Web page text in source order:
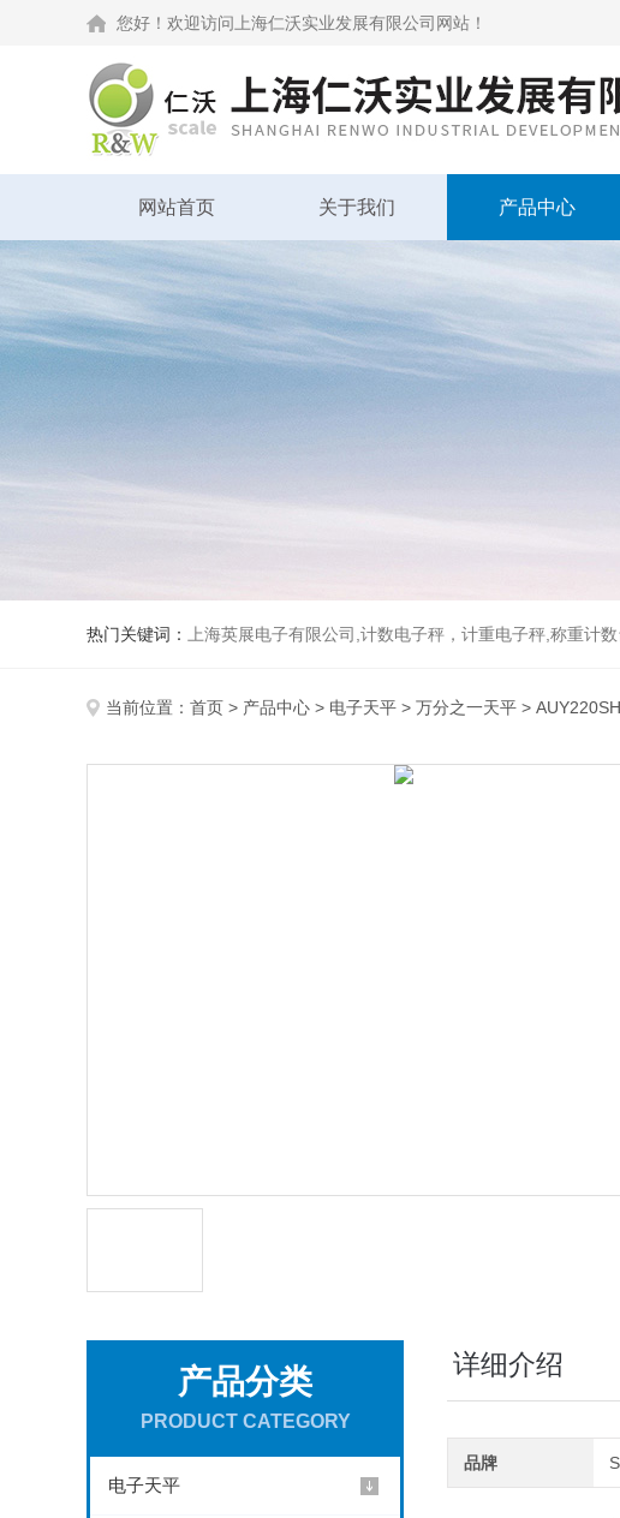
您好！欢迎访问上海仁沃实业发展有限公司网站！
网站首页 关于我们 产品中心
热门关键词： 上海英展电子有限公司,计数电子秤，计重电子秤,称重计数台秤,
当前位置： 首页 > 产品中心 > 电子天平 > 万分之一天平 >
产品分类
PRODUCT CATEGORY
电子天平
详细介绍
品牌